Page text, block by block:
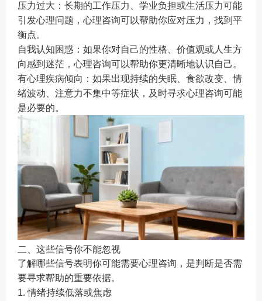
压力过大：长期的工作压力、学业负担或生活压力可能
引发心理问题，心理咨询可以帮助你应对压力，找到平
衡点。
自我认知困惑：如果你对自己的性格、价值观或人生方
向感到迷茫，心理咨询可以帮助你更清晰地认识自己。
有心理疾病倾向：如果出现持续的失眠、食欲改变、情
绪波动、注意力不集中等症状，及时寻求心理咨询可能
是必要的。
二、这些信号你不能忽视
了解哪些信号表明你可能需要心理咨询，是判断是否需
要寻求帮助的重要依据。
1. 情绪持续低落或焦虑